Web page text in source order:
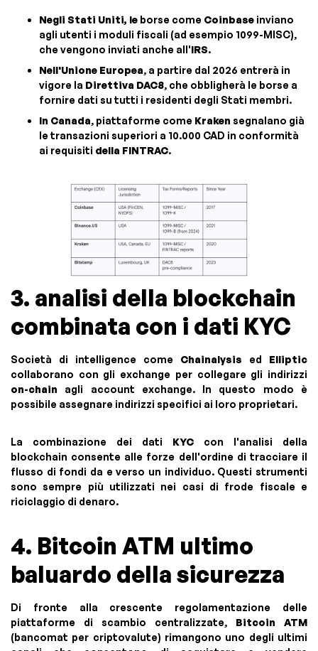
Negli Stati Uniti, le borse come Coinbase inviano
agli utenti i moduli fiscali (ad esempio 1099-MISC),
che vengono inviati anche all'IRS.
Nell'Unione Europea, a partire dal 2026 entrerà in
vigore la Direttiva DAC8, che obbligherà le borse a
fornire dati su tutti i residenti degli Stati membri.
In Canada, piattaforme come Kraken segnalano già
le transazioni superiori a 10.000 CAD in conformità
ai requisiti della FINTRAC.
3. analisi della blockchain
combinata con i dati KYC
Società di intelligence come Chainalysis ed Elliptic
collaborano con gli exchange per collegare gli indirizzi
on-chain agli account exchange. In questo modo è
possibile assegnare indirizzi specifici ai loro proprietari.
La combinazione dei dati KYC con l'analisi della
blockchain consente alle forze dell'ordine di tracciare il
flusso di fondi da e verso un individuo. Questi strumenti
sono sempre più utilizzati nei casi di frode fiscale e
riciclaggio di denaro.
4. Bitcoin ATM ultimo
baluardo della sicurezza
Di fronte alla crescente regolamentazione delle
piattaforme di scambio centralizzate, Bitcoin ATM
(bancomat per criptovalute) rimangono uno degli ultimi